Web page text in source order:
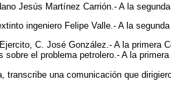
Jesús Martínez Carrión.- A la
ingeniero Felipe Valle.- A la
C. José González.- A la
el problema petrolero.- A la
una comunicación que